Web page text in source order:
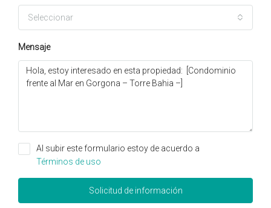
Seleccionar
Mensaje
Al subir este formulario estoy de acuerdo a
Términos de uso
Solicitud de información